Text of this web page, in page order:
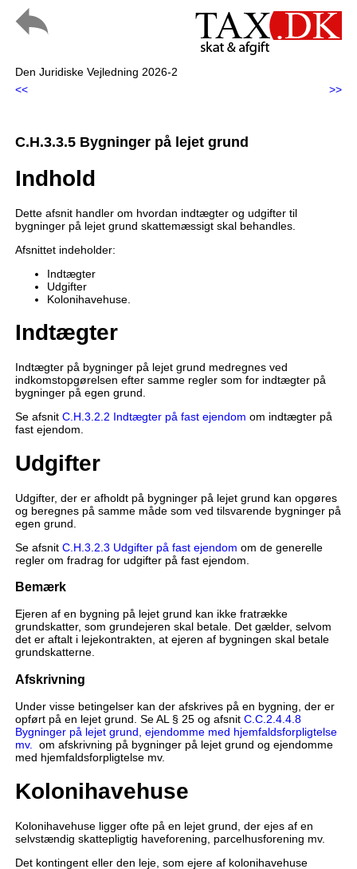
Den Juridiske Vejledning 2026-2
<<
>>
C.H.3.3.5 Bygninger på lejet grund
Indhold
Dette afsnit handler om hvordan indtægter og udgifter til
bygninger på lejet grund skattemæssigt skal behandles.
Afsnittet indeholder:
Indtægter
Udgifter
Kolonihavehuse.
Indtægter
Indtægter på bygninger på lejet grund medregnes ved
indkomstopgørelsen efter samme regler som for indtægter på
bygninger på egen grund.
Se afsnit C.H.3.2.2 Indtægter på fast ejendom om indtægter på
fast ejendom.
Udgifter
Udgifter, der er afholdt på bygninger på lejet grund kan opgøres
og beregnes på samme måde som ved tilsvarende bygninger på
egen grund.
Se afsnit C.H.3.2.3 Udgifter på fast ejendom om de generelle
regler om fradrag for udgifter på fast ejendom.
Bemærk
Ejeren af en bygning på lejet grund kan ikke fratrække
grundskatter, som grundejeren skal betale. Det gælder, selvom
det er aftalt i lejekontrakten, at ejeren af bygningen skal betale
grundskatterne.
Afskrivning
Under visse betingelser kan der afskrives på en bygning, der er
opført på en lejet grund. Se AL § 25 og afsnit C.C.2.4.4.8
Bygninger på lejet grund, ejendomme med hjemfaldsforpligtelse
mv.
om afskrivning på bygninger på lejet grund og ejendomme
med hjemfaldsforpligtelse mv.
Kolonihavehuse
Kolonihavehuse ligger ofte på en lejet grund, der ejes af en
selvstændig skattepligtig haveforening, parcelhusforening mv.
Det kontingent eller den leje, som ejere af kolonihavehuse